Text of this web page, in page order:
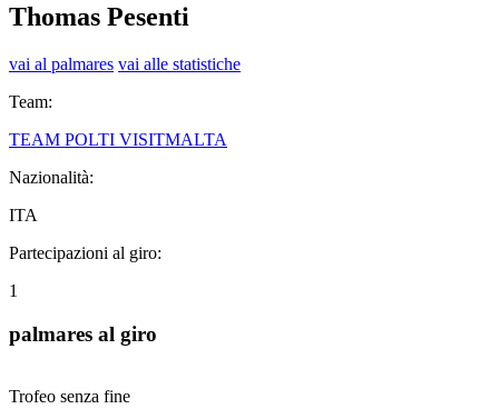
Thomas Pesenti
vai al palmares vai alle statistiche
Team:
TEAM POLTI VISITMALTA
Nazionalità:
ITA
Partecipazioni al giro:
1
palmares al giro
Trofeo senza fine